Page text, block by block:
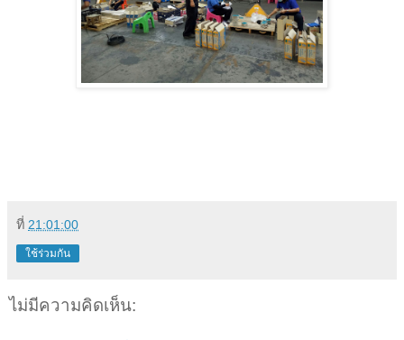
ที่ 21:01:00
ใช้ร่วมกัน
ไม่มีความคิดเห็น: